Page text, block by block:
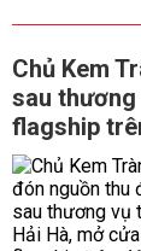
Chủ Kem
sau thương
flagship